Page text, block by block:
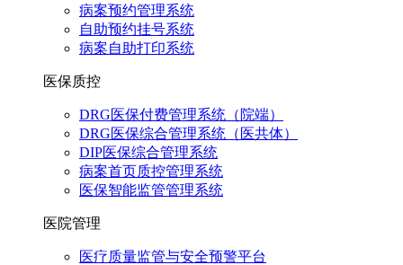
病案预约管理系统
自助预约挂号系统
病案自助打印系统
医保质控
DRG医保付费管理系统（院端）
DRG医保综合管理系统（医共体）
DIP医保综合管理系统
病案首页质控管理系统
医保智能监管管理系统
医院管理
医疗质量监管与安全预警平台